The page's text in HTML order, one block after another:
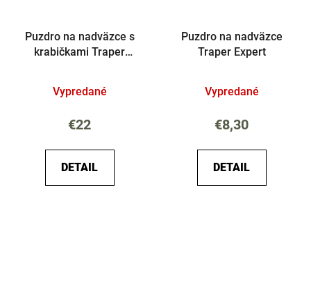
Puzdro na nadväzce s
krabičkami Traper
Vypredané
€22
DETAIL
Puzdro na nadväzce
Traper Expert
Vypredané
€8,30
DETAIL